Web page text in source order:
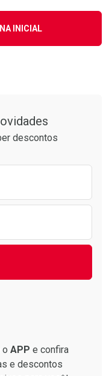
INICIAL
descontos
o APP e confira
e descontos